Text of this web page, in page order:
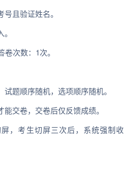
且验证姓名。
次数：1次。
题顺序随机，选项顺序随机。
交卷，交卷后仅反馈成绩。
，考生切屏三次后，系统强制收